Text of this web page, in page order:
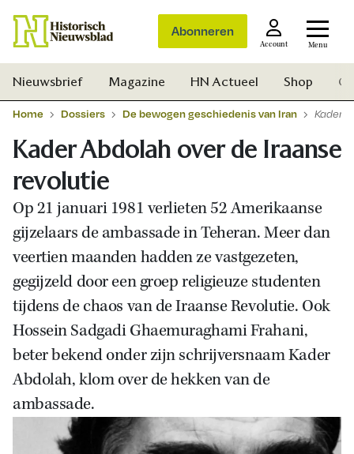
Abonneren
Account Menu
Zoek
Nieuwsbrief Magazine HN Actueel Shop
Home Dossiers De bewogen geschiedenis van Iran Kader
Kader Abdolah over de Iraanse
revolutie
Op 21 januari 1981 verlieten 52 Amerikaanse
gijzelaars de ambassade in Teheran. Meer dan
veertien maanden hadden ze vastgezeten,
gegijzeld door een groep religieuze studenten
tijdens de chaos van de Iraanse Revolutie. Ook
Hossein Sadgadi Ghaemuraghami Frahani,
beter bekend onder zijn schrijversnaam Kader
Abdolah, klom over de hekken van de
ambassade.